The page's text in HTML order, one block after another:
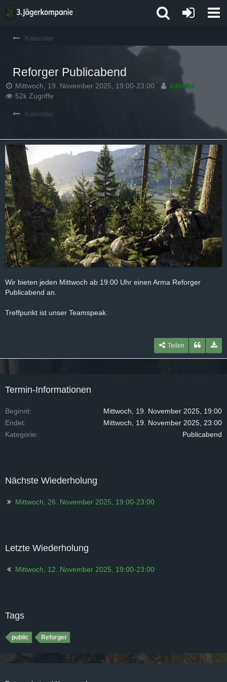
Kalender
Reforger Publicabend
Mittwoch, 19. November 2025, 19:00-23:00
killm0n
52k Zugriffe
Kalender
Wir bieten jeden Mittwoch ab 19:00 Uhr einen Arma Reforger
Publicabend an.
Treffpunkt ist unser Teamspeak.
Teilen
Termin-Informationen
Beginnt
Mittwoch, 19. November 2025, 19:00
Endet
Mittwoch, 19. November 2025, 23:00
Kategorie
Publicabend
Nächste Wiederholung
Mittwoch, 26. November 2025, 19:00-23:00
Letzte Wiederholung
Mittwoch, 12. November 2025, 19:00-23:00
Tags
public Reforger